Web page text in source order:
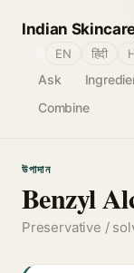
Indian
Ask
Combine
EN हिंदी
উপাদান
Benzyl
Preservative /